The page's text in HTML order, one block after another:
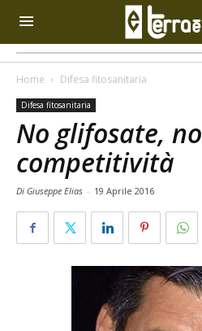
Home Difesa fitosanitaria
Difesa fitosanitaria
No glifosate, no
competitività
Di Giuseppe Elias - 19 Aprile 2016